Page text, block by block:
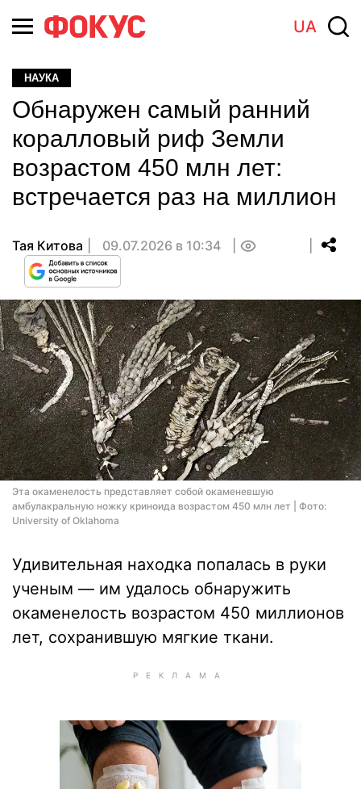
UA
НАУКА
Обнаружен самый ранний
коралловый риф Земли
возрастом 450 млн лет:
встречается раз на миллион
Тая Китова 09.07.2026 в 10:34
Эта окаменелость представляет собой окаменевшую
амбулакральную ножку криноида возрастом 450 млн лет | Фото:
University of Oklahoma
Удивительная находка попалась в руки
ученым — им удалось обнаружить
окаменелость возрастом 450 миллионов
лет, сохранившую мягкие ткани.